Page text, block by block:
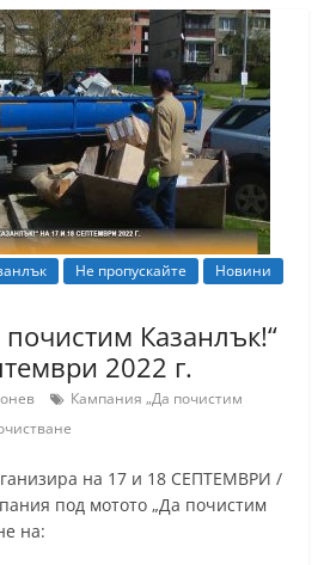
Не пропускайте
Новини
Казанлък!“
2022 г.
Кампания „Да почистим
на 17 и 18 СЕПТЕМВРИ /
под мотото „Да почистим
на: